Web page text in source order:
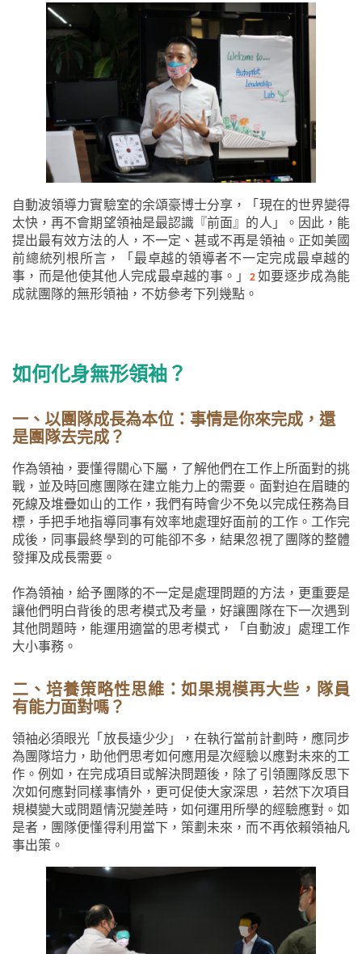
自動波領導力實驗室的余頌豪博士分享，「現在的世界變得
太快，再不會期望領袖是最認識『前面』的人」。因此，能
提出最有效方法的人，不一定、甚或不再是領袖。正如美國
前總統列根所言，「最卓越的領導者不一定完成最卓越的
事，而是他使其他人完成最卓越的事。」
2如要逐步成為能
成就團隊的無形領袖，不妨參考下列幾點。
如何化身無形領袖？
一、以團隊成長為本位：事情是你來完成，還
是團隊去完成？
作為領袖，要懂得關心下屬，了解他們在工作上所面對的挑
戰，並及時回應團隊在建立能力上的需要。面對迫在眉睫的
死線及堆疊如山的工作，我們有時會少不免以完成任務為目
標，手把手地指導同事有效率地處理好面前的工作。工作完
成後，同事最終學到的可能卻不多，結果忽視了團隊的整體
發揮及成長需要。
作為領袖，給予團隊的不一定是處理問題的方法，更重要是
讓他們明白背後的思考模式及考量，好讓團隊在下一次遇到
其他問題時，能運用適當的思考模式，「自動波」處理工作
大小事務。
二、培養策略性思維：如果規模再大些，隊員
有能力面對嗎？
領袖必須眼光「放長遠少少」，在執行當前計劃時，應同步
為團隊培力，助他們思考如何應用是次經驗以應對未來的工
作。例如，在完成項目或解決問題後，除了引領團隊反思下
次如何應對同樣事情外，更可促使大家深思，若然下次項目
規模變大或問題情況變差時，如何運用所學的經驗應對。如
是者，團隊便懂得利用當下，策劃未來，而不再依賴領袖凡
事出策。